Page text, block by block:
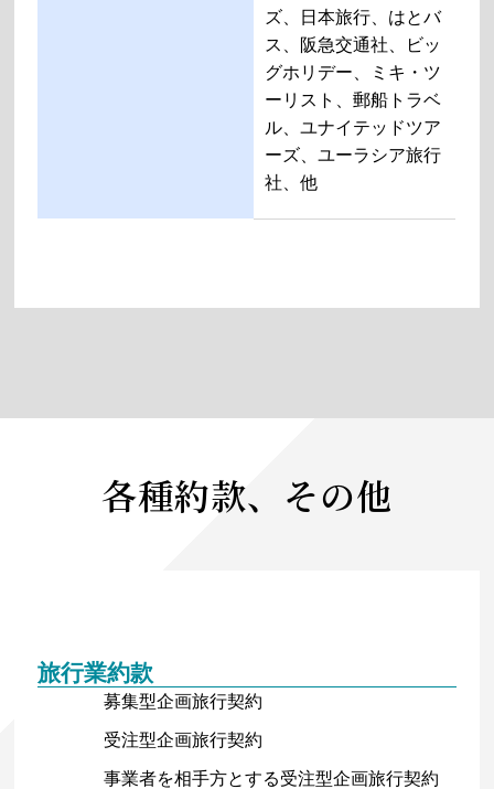
ズ、日本旅行、はとバ
ス、阪急交通社、ビッ
グホリデー、ミキ・ツ
ーリスト、郵船トラベ
ル、ユナイテッドツア
ーズ、ユーラシア旅行
社、他
各種約款、その他
旅行業約款
募集型企画旅行契約
受注型企画旅行契約
事業者を相手方とする受注型企画旅行契約